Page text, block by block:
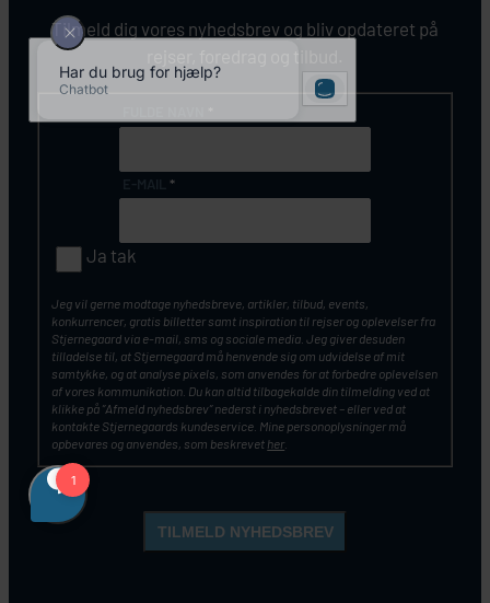
Tilmeld dig vores nyhedsbrev og bliv opdateret på
rejser, foredrag og tilbud.
*
Ja tak
Jeg vil gerne modtage nyhedsbreve, artikler, tilbud, events,
konkurrencer, gratis billetter samt inspiration til rejser og oplevelser fra
Stjernegaard via e-mail, sms og sociale media. Jeg giver desuden
tilladelse til, at Stjernegaard må henvende sig om udvidelse af mit
samtykke, og at analyse pixels, som anvendes for at forbedre oplevelsen
af vores kommunikation. Du kan altid tilbagekalde din tilmelding ved at
klikke på ”Afmeld nyhedsbrev” nederst i nyhedsbrevet – eller ved at
kontakte Stjernegaards kundeservice. Mine personoplysninger må
opbevares og anvendes, som beskrevet her